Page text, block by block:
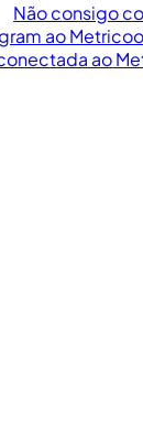
Não consigo
ao
ao